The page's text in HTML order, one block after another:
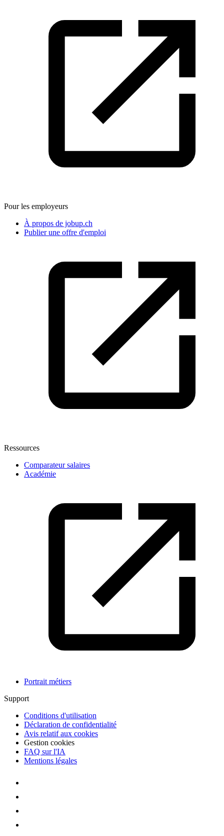
Pour les employeurs
À propos de jobup.ch
Publier une offre d'emploi
Ressources
Comparateur salaires
Académie
Portrait métiers
Support
Conditions d'utilisation
Déclaration de confidentialité
Avis relatif aux cookies
Gestion cookies
FAQ sur l'IA
Mentions légales